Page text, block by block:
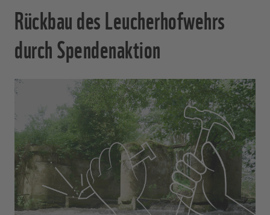
Rückbau des Leucherhofwehrs
durch Spendenaktion